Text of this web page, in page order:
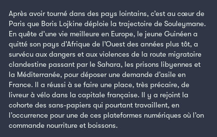
Après avoir tourné dans des pays lointains, c’est au cœur de
Paris que Boris Lojkine déploie la trajectoire de Souleymane.
En quête d’une vie meilleure en Europe, le jeune Guinéen a
quitté son pays d’Afrique de l’Ouest des années plus tôt, a
survécu aux dangers et aux violences de la route migratoire
clandestine passant par le Sahara, les prisons libyennes et
la Méditerranée, pour déposer une demande d’asile en
France. Il a réussi à se faire une place, très précaire, de
livreur à vélo dans la capitale française. Il y a rejoint la
cohorte des sans-papiers qui pourtant travaillent, en
l’occurrence pour une de ces plateformes numériques où l’on
commande nourriture et boissons.